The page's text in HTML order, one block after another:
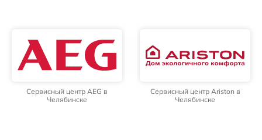
Сервисный центр AEG в
Челябинске
Сервисный центр Ariston в
Челябинске